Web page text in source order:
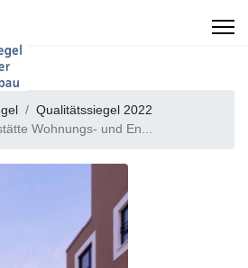
Qualitätssiegel 2022
Wohnungs- und En...